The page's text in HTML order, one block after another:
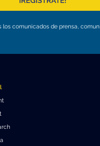
comunicados de prensa,